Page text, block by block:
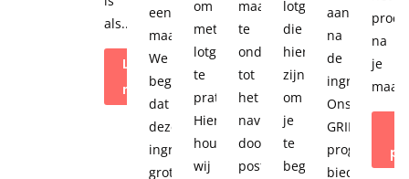
als...
Lees meer
over ons
magazine
een
maagverkleining.
We
begrijpen
dat
deze
ingreep
grote
om
met
lotgenoten
te
praten.
Hiervoor
houden
wij
maagverkleining
te
ondergaan
tot
het
navigeren
door
postoperatieve...
lotgenoten
die
hier
zijn
om
je
te
begeleiden
aankomen
na
de
ingreep.
Ons
programma
biedt
na
je